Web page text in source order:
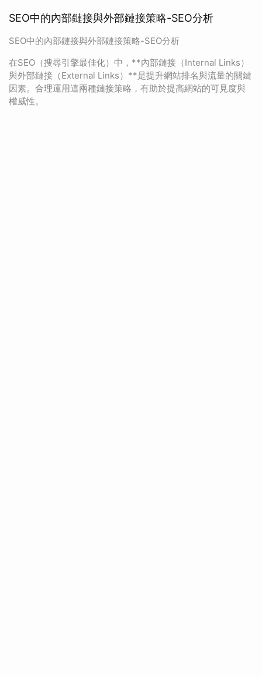
SEO中的內部鏈接與外部鏈接策略-SEO分析
SEO中的內部鏈接與外部鏈接策略-SEO分析
在SEO（搜尋引擎最佳化）中，**內部鏈接（Internal Links）
與外部鏈接（External Links）**是提升網站排名與流量的關鍵
因素。合理運用這兩種鏈接策略，有助於提高網站的可見度與
權威性。